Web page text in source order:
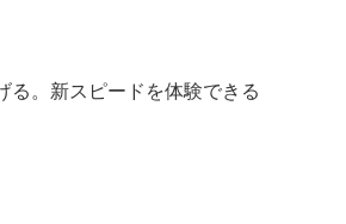
る。新スピードを体験できる